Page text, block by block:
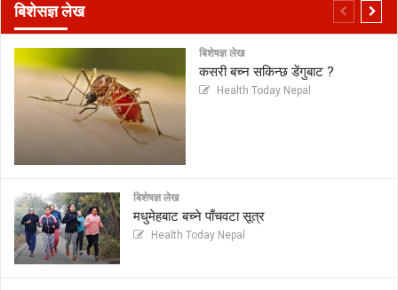
बिशेसज्ञ लेख
बिशेषज्ञ लेख
कसरी बच्न सकिन्छ डेंगुबाट ?
Health Today Nepal
बिशेषज्ञ लेख
मधुमेहबाट बच्ने पाँचवटा सूत्र
Health Today Nepal